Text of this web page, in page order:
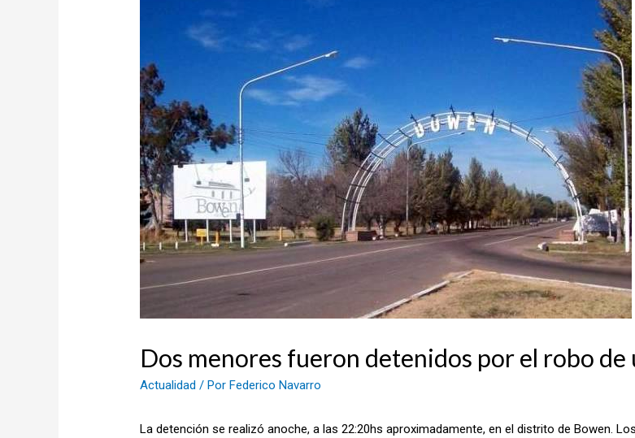
Dos menores fueron detenidos por el robo de
Actualidad / PorFederico Navarro
La detención se realizó anoche, a las 22:20hs aproximadamente, en el distrito de Bowen.